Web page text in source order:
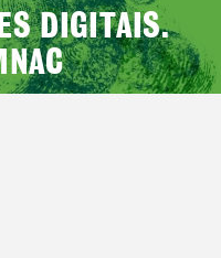
DIGITAIS.